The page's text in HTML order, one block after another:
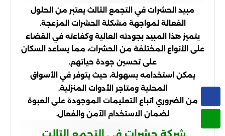
مبيد الحشرات في التجمع الثالث يعتبر من الحلول
الفعالة لمواجهة مشكلة الحشرات المزعجة.
يتميز هذا المبيد بجودته العالية وكفاءته في القضاء
على الأنواع المختلفة من الحشرات، مما يساعد السكان
على تحسين جودة حياتهم.
يمكن استخدامه بسهولة، حيث يتوفر في الأسواق
المحلية ومتاجر الأدوات المنزلية.
من الضروري اتباع التعليمات الموجودة على العبوة
لضمان الاستخدام الآمن والفعال.